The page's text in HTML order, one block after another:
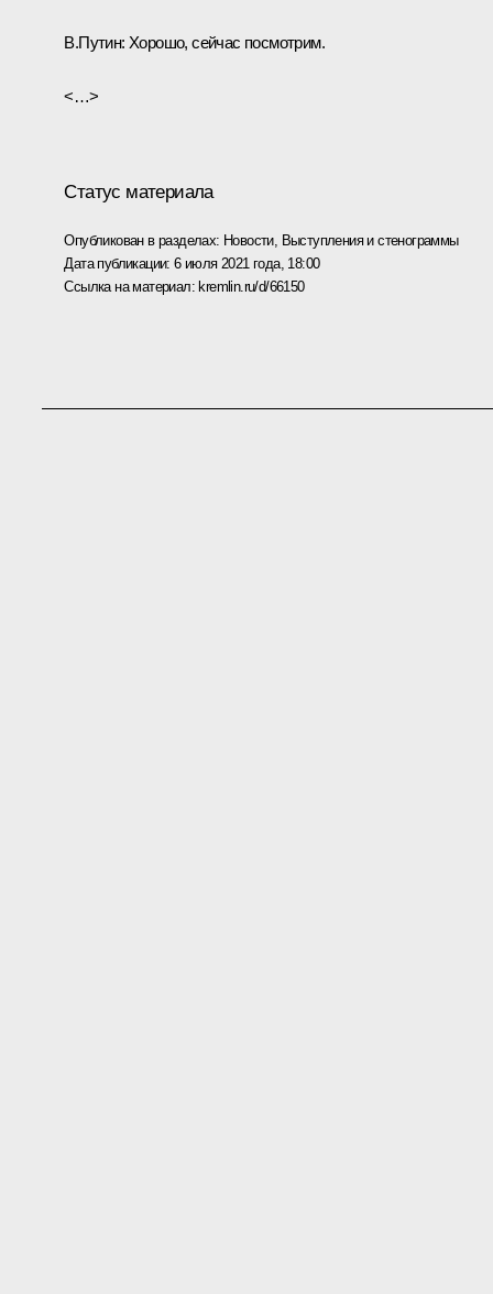
В.Путин: Хорошо, сейчас посмотрим.
<…>
Статус материала
Опубликован в разделах: Новости, Выступления и стенограммы
Дата публикации:6 июля 2021 года, 18:00
Ссылка на материал: kremlin.ru/d/66150